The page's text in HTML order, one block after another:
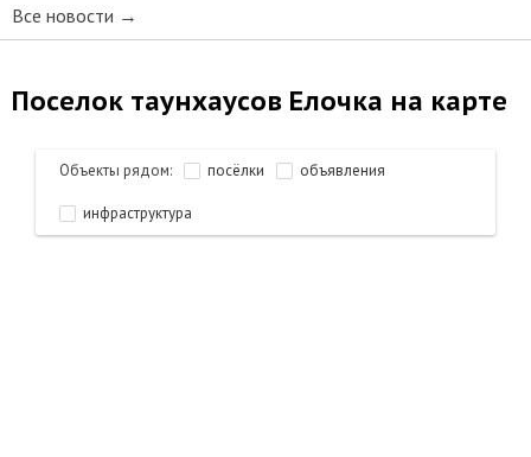
Все новости →
Поселок таунхаусов Елочка на карте
Объекты рядом: посёлки объявления
инфраструктура